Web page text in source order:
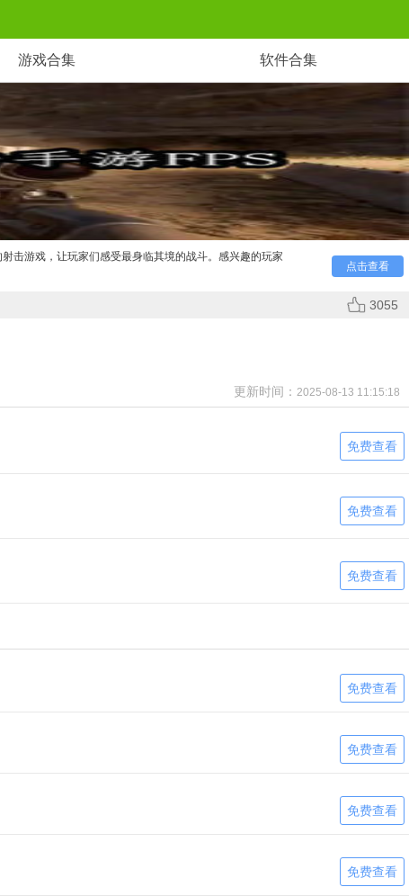
游戏合集 软件合集
点击查看
3055
更新时间： 2025-08-13 11:15:18
免费查看
免费查看
免费查看
免费查看
免费查看
免费查看
免费查看